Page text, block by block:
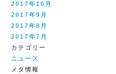
2017年10月
2017年9月
2017年8月
2017年7月
カテゴリー
ニュース
メタ情報